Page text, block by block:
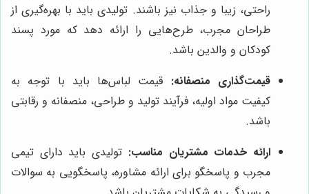
راحتی، زیبا و جذاب نیز باشند. تولیدی باید با بهره‌گیری از
طراحان مجرب، طرح‌هایی را ارائه دهد که مورد پسند
کودکان و والدین باشد.
قیمت‌گذاری منصفانه: قیمت لباس‌ها باید با توجه به
کیفیت مواد اولیه، فرآیند تولید و طراحی، منصفانه و رقابتی
باشد.
ارائه خدمات مشتریان مناسب: تولیدی باید دارای تیمی
مجرب و پاسخگو برای ارائه مشاوره، پاسخگویی به سوالات